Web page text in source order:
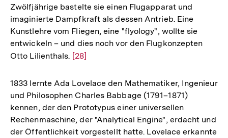
Zwölfjährige bastelte sie einen Flugapparat und
imaginierte Dampfkraft als dessen Antrieb. Eine
Kunstlehre vom Fliegen, eine "flyology", wollte sie
entwickeln – und dies noch vor den Flugkonzepten
Otto Lilienthals. Zur
der
Fußnote
[28]
1833 lernte Ada Lovelace den Mathematiker, Ingenieur
und Philosophen Charles Babbage (1791–1871)
kennen, der den Prototypus einer universellen
Rechenmaschine, der "Analytical Engine", erdacht und
der Öffentlichkeit vorgestellt hatte. Lovelace erkannte